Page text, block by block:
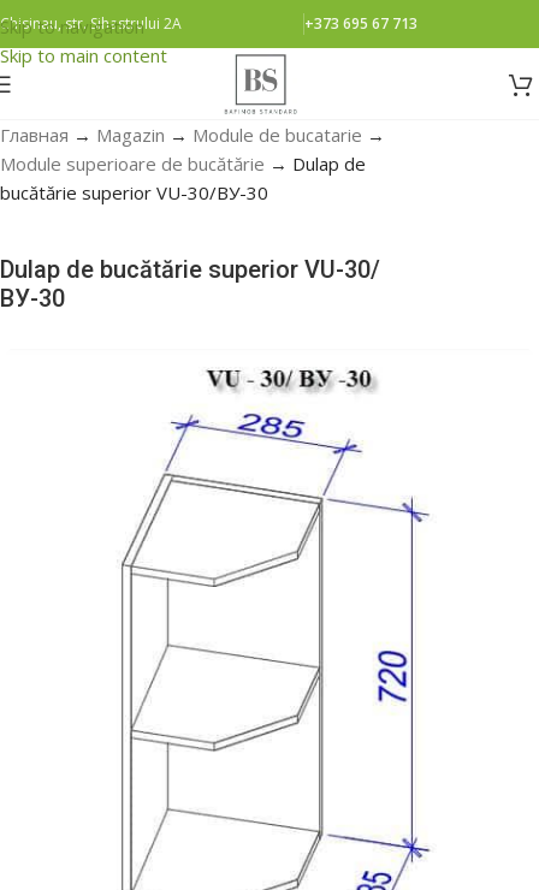
Skip to navigation
Skip to main content
Chisinau, str. Sihastrului 2A +373 695 67 713
Главная → Magazin → Module de bucatarie →
Module superioare de bucătărie → Dulap de
bucătărie superior VU-30/ВУ-30
Dulap de bucătărie superior VU-30/
ВУ-30